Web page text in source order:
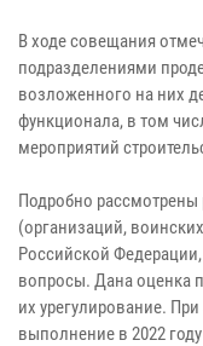
В ходе совещания
подразделениями
возложенного на них
функционала, в том
мероприятий
Подробно рассмотрены
(организаций,
Российской
вопросы. Дана
их урегулирование.
выполнение в 2022